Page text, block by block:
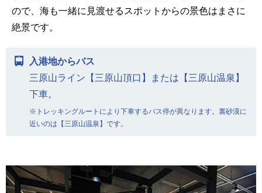
ので、海も一緒に見渡せるスポットからの景色はまさに
絶景です。
入港地からバス
三原山ライン【三原山頂口】または【三原山温泉】
下車。
※トレッキングルートにより下車するバス停が異なります。裏砂漠に
近いのは【三原山温泉】です。